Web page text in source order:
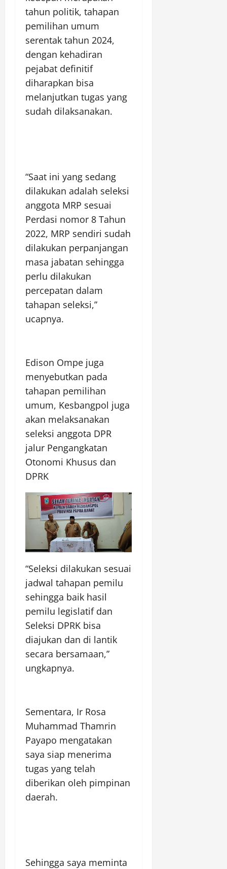
tahun politik, tahapan
pemilihan umum
serentak tahun 2024,
dengan kehadiran
pejabat definitif
diharapkan bisa
melanjutkan tugas yang
sudah dilaksanakan.
“Saat ini yang sedang
dilakukan adalah seleksi
anggota MRP sesuai
Perdasi nomor 8 Tahun
2022, MRP sendiri sudah
dilakukan perpanjangan
masa jabatan sehingga
perlu dilakukan
percepatan dalam
tahapan seleksi,”
ucapnya.
Edison Ompe juga
menyebutkan pada
tahapan pemilihan
umum, Kesbangpol juga
akan melaksanakan
seleksi anggota DPR
jalur Pengangkatan
Otonomi Khusus dan
DPRK
“Seleksi dilakukan sesuai
jadwal tahapan pemilu
sehingga baik hasil
pemilu legislatif dan
Seleksi DPRK bisa
diajukan dan di lantik
secara bersamaan,”
ungkapnya.
Sementara, Ir Rosa
Muhammad Thamrin
Payapo mengatakan
saya siap menerima
tugas yang telah
diberikan oleh pimpinan
daerah.
Sehingga saya meminta